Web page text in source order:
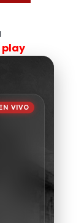
play